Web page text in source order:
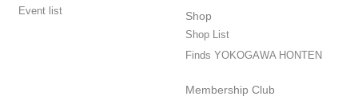
Event list Shop
Shop List
Finds YOKOGAWA HONTEN
Membership Club